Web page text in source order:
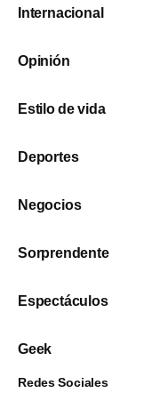
Internacional
Opinión
Estilo de vida
Deportes
Negocios
Sorprendente
Espectáculos
Geek
Redes Sociales